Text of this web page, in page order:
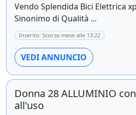
Vendo Splendida Bici Elettrica
Sinonimo di Qualità ...
Inserito: Scorso mese alle 13:22
VEDI ANNUNCIO
Donna 28 ALLUMINIO
all'uso